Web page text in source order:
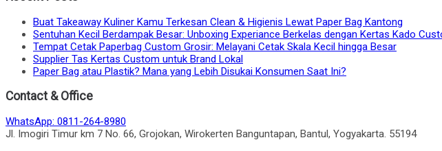
Buat Takeaway Kuliner Kamu Terkesan Clean & Higienis Lewat Paper Bag Kantong
Sentuhan Kecil Berdampak Besar: Unboxing Experiance Berkelas dengan Kertas Kado
Tempat Cetak Paperbag Custom Grosir: Melayani Cetak Skala Kecil hingga Besar
Supplier Tas Kertas Custom untuk Brand Lokal
Paper Bag atau Plastik? Mana yang Lebih Disukai Konsumen Saat Ini?
Contact & Office
WhatsApp: 0811-264-8980
Jl. Imogiri Timur km 7 No. 66, Grojokan, Wirokerten Banguntapan, Bantul, Yogyakarta. 55194